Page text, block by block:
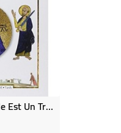
Parle Seigneur Ta Parole Est Un Trésor (Occasion)